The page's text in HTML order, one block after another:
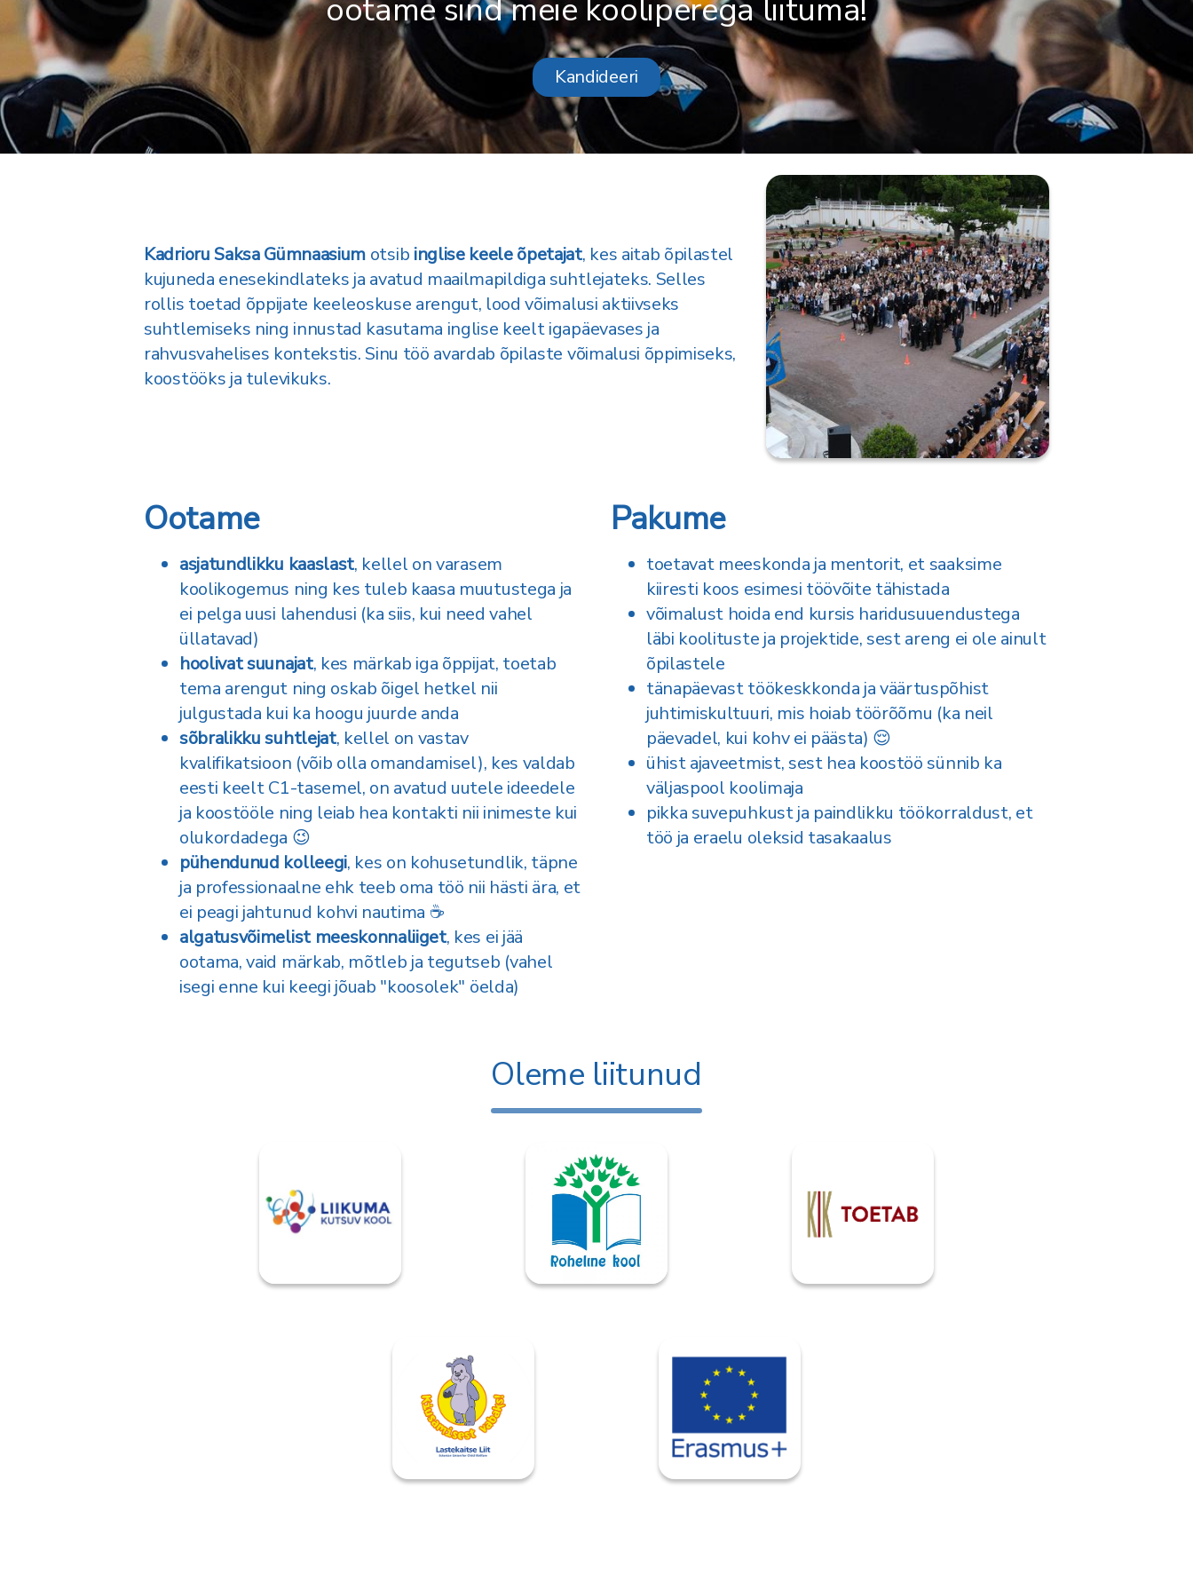
ootame sind meie kooliperega liituma!
Kandideeri
Kadrioru Saksa Gümnaasium otsib inglise keele õpetajat, kes aitab õpilastel
kujuneda enesekindlateks ja avatud maailmapildiga suhtlejateks. Selles
rollis toetad õppijate keeleoskuse arengut, lood võimalusi aktiivseks
suhtlemiseks ning innustad kasutama inglise keelt igapäevases ja
rahvusvahelises kontekstis. Sinu töö avardab õpilaste võimalusi õppimiseks,
koostööks ja tulevikuks.
Ootame
asjatundlikku kaaslast, kellel on varasem
koolikogemus ning kes tuleb kaasa muutustega ja
ei pelga uusi lahendusi (ka siis, kui need vahel
üllatavad)
hoolivat suunajat, kes märkab iga õppijat, toetab
tema arengut ning oskab õigel hetkel nii
julgustada kui ka hoogu juurde anda
sõbralikku suhtlejat, kellel on vastav
kvalifikatsioon (võib olla omandamisel), kes valdab
eesti keelt C1-tasemel, on avatud uutele ideedele
ja koostööle ning leiab hea kontakti nii inimeste kui
olukordadega 😉
pühendunud kolleegi, kes on kohusetundlik, täpne
ja professionaalne ehk teeb oma töö nii hästi ära, et
ei peagi jahtunud kohvi nautima ☕
algatusvõimelist meeskonnaliiget, kes ei jää
ootama, vaid märkab, mõtleb ja tegutseb (vahel
isegi enne kui keegi jõuab "koosolek" öelda)
Pakume
toetavat meeskonda ja mentorit, et saaksime
kiiresti koos esimesi töövõite tähistada
võimalust hoida end kursis haridusuuendustega
läbi koolituste ja projektide, sest areng ei ole ainult
õpilastele
tänapäevast töökeskkonda ja väärtuspõhist
juhtimiskultuuri, mis hoiab töörõõmu (ka neil
päevadel, kui kohv ei päästa) 😌
ühist ajaveetmist, sest hea koostöö sünnib ka
väljaspool koolimaja
pikka suvepuhkust ja paindlikku töökorraldust, et
töö ja eraelu oleksid tasakaalus
Oleme liitunud